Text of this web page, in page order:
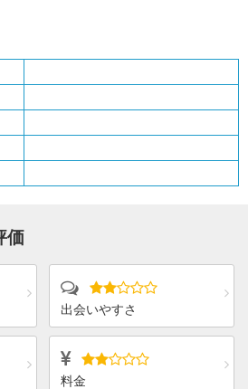
価
出会いやすさ
料金